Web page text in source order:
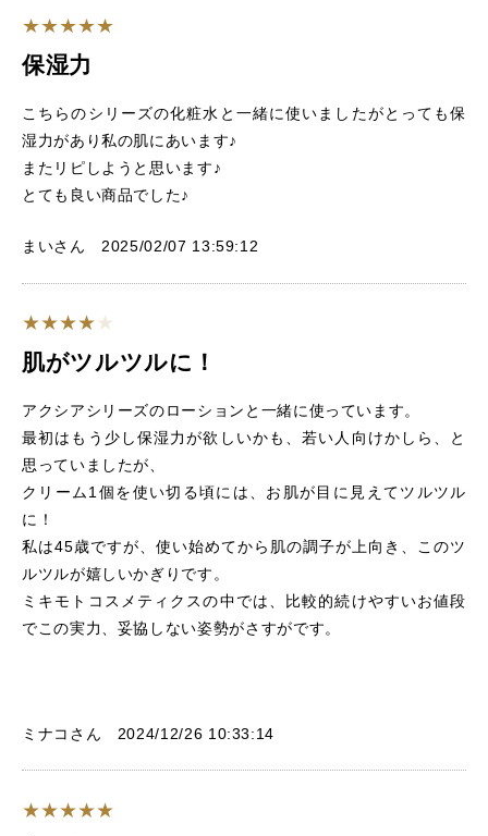
保湿力
こちらのシリーズの化粧水と一緒に使いましたがとっても保
湿力があり私の肌にあいます♪
またリピしようと思います♪
とても良い商品でした♪
まいさん 2025/02/07 13:59:12
肌がツルツルに！
アクシアシリーズのローションと一緒に使っています。
最初はもう少し保湿力が欲しいかも、若い人向けかしら、と
思っていましたが、
クリーム1個を使い切る頃には、お肌が目に見えてツルツル
に！
私は45歳ですが、使い始めてから肌の調子が上向き、このツ
ルツルが嬉しいかぎりです。
ミキモトコスメティクスの中では、比較的続けやすいお値段
でこの実力、妥協しない姿勢がさすがです。
ミナコさん 2024/12/26 10:33:14